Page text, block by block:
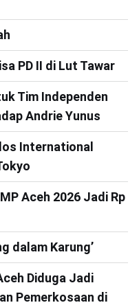
PD II di Lut Tawar
Tim Independen
Andrie Yunus
International
Aceh 2026 Jadi Rp
dalam Karung’
Diduga Jadi
Pemerkosaan di